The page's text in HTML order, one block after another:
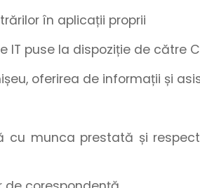
în aplicații proprii
IT puse la dispoziție de către
oferirea de informații și
cu munca prestată și